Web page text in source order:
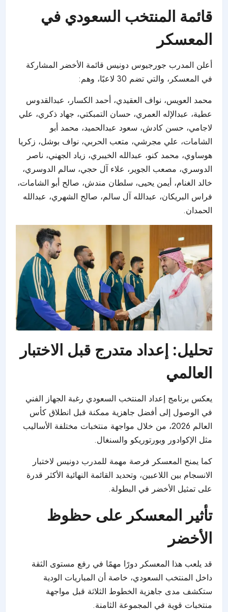
قائمة المنتخب السعودي في
المعسكر
أعلن المدرب جورجيوس دونيس قائمة الأخضر المشاركة
في المعسكر، والتي تضم 30 لاعبًا، وهم:
محمد العويس، نواف العقيدي، أحمد الكسار، عبدالقدوس
عطية، عبدالإله العمري، حسان التمبكتي، جهاد ذكري، علي
لاجامي، حسن كادش، سعود عبدالحميد، محمد أبو
الشامات، علي مجرشي، متعب الحربي، نواف بوشل، زكريا
هوساوي، محمد كنو، عبدالله الخيبري، زياد الجهني، ناصر
الدوسري، مصعب الجوير، علاء آل حجي، سالم الدوسري،
خالد الغنام، أيمن يحيى، سلطان مندش، صالح أبو الشامات،
فراس البريكان، عبدالله آل سالم، صالح الشهري، عبدالله
الحمدان.
تحليل: إعداد متدرج قبل الاختبار
العالمي
يعكس برنامج إعداد المنتخب السعودي رغبة الجهاز الفني
في الوصول إلى أفضل جاهزية ممكنة قبل انطلاق كأس
العالم 2026، من خلال مواجهة منتخبات مختلفة الأساليب
مثل الإكوادور وبورتوريكو والسنغال.
كما يمنح المعسكر فرصة مهمة للمدرب دونيس لاختبار
الانسجام بين اللاعبين، وتحديد القائمة النهائية الأكثر قدرة
على تمثيل الأخضر في البطولة.
تأثير المعسكر على حظوظ
الأخضر
قد يلعب هذا المعسكر دورًا مهمًا في رفع مستوى الثقة
داخل المنتخب السعودي، خاصة أن المباريات الودية
ستكشف مدى جاهزية الخطوط الثلاثة قبل مواجهة
منتخبات قوية في المجموعة الثامنة.